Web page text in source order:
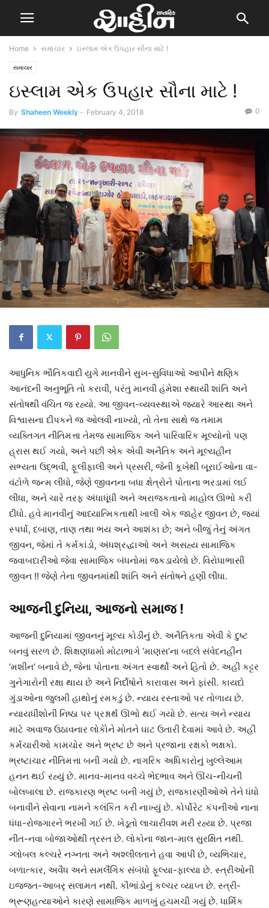
Home સમાચાર ઇસ્લામ એક ઉપહાર સૌના માટે !
સમાચાર
ઇસ્લામ એક ઉપહાર સૌના માટે !
By Shaheen Weekly - February 4, 2018 0
આધુનિક ભૌતિકવાદી યુગે માનવીને સુખ-સુવિધાઓ આપીને ક્ષણિક
આનંદની અનુભૂતિ તો કરાવી, પરંતુ માનવી હંમેશા સ્થાયી શાંતિ અને
સંતોષથી વંચિત જ રહ્યો. આ જીવન-વ્યવસ્થાએ જ્યારે આસ્થા અને
વિશ્વાસના દીપકને જ ઓલવી નાખ્યો, તો તેના સાથે જ તમામ
વ્યક્તિગત નીતિમત્તા તેમજ સામાજિક અને પારિવારિક મૂલ્યોનો પણ
હ્રાસ થઈ ગયો, અને પછી એક એવી અનૈતિક અને મૂલ્યહીન
સભ્યતા ઉદ્ભવી, ફૂલીફાલી અને પ્રસરી, જેની કૂખેથી બૂરાઈઓના વા-
વંટોળે જન્મ લીધો, જેણે જીવનના બધા ક્ષેત્રોને પોતાના ભરડામાં લઈ
લીધા, અને ચારે તરફ અંધાધૂંધી અને અરાજકતાનો માહોલ ઊભો કરી
દીધો. હવે માનવીનું આધ્યાત્મિકતાથી ખાલી એક જાહેર જીવન છે, જ્યાં
સ્પર્ધા, દબાણ, તાણ તથા ભય અને આશંકા છે; અને બીજું તેનું અંગત
જીવન, જેમાં તે કર્મકાંડો, અંધશ્રદ્ધાઓ અને અસહ્ય સામાજિક
જવાબદારીઓ જેવા સામાજિક બંધનોમાં જકડાયેલો છે. વિરોધાભાસી
જીવન !! જેણે તેના જીવનમાંથી શાંતિ અને સંતોષને હણી લીધા.
આજની દુનિયા, આજનો સમાજ !
આજની દુનિયામાં જીવનનું મૂલ્ય કોડીનું છે. અનૈતિકતા એવી કે દુષ્ટ
બનવું સરળ છે. શિક્ષણધામો મોટાભાગે ‘માણસ’ના બદલે સંવેદનહીન
‘મશીન’ બનાવે છે, જેના પોતાના અંગત સ્વાર્થો અને હિતો છે. અહીં કટ્ટર
ગુનેગારોની રક્ષા થાય છે અને નિર્દોષોને કારાવાસ અને ફાંસી. કાયદો
ગુંડાઓના જુલમી હાથોનું રમકડું છે. ન્યાય રસ્તાઓ પર તોળાય છે.
ન્યાયધીશોની નિષ્ઠા પર પ્રશ્નાર્થ ઊભો થઈ ગયો છે. સત્ય અને ન્યાય
માટે અવાજ ઉઠાવનાર લોકોેને મોતને ઘાટ ઉતારી દેવામાં આવે છે. અહીં
કર્મચારીઓ કામચોર અને ભ્રષ્ટ છે અને પ્રજાના રક્ષકો ભક્ષકો.
ભ્રષ્ટાચાર નીતિમત્તા બની ગયો છે. નાગરિક અધિકારોનું ખુલ્લેઆમ
હનન થઈ રહ્યું છે. માનવ-માનવ વચ્ચે ભેદભાવ અને ઊંચ-નીચની
બોલબાલા છે. રાજકારણ ભ્રષ્ટ બની ગયું છે, રાજકારણીઓએ તેને ધંધો
બનાવીને સેવાના નામને કલંકિત કરી નાખ્યું છે. કોર્પોરેટ કંપનીઓ નાના
ધંધા-રોજગારને ભરખી ગઈ છે. ખેડૂતો લાચારીવશ મરી રહ્યા છે. પ્રજા
નીત-નવા બોજાઓથી ત્રસ્ત છે. લોકોના જાન-માલ સુરક્ષિત નથી.
ગ્લોબલ કલ્ચરે નગ્નતા અને અશ્લીલતાને હવા આપી છે, વ્યભિચાર,
બળાત્કાર, અવૈધ અને સમલૈંગિક સંબંધો ફૂલ્યા-ફાલ્યા છે. સ્ત્રીઓની
ઇજ્જત-આબરૃ સલામત નથી. કૌભાંડોનું કલ્ચર વ્યાપ્ત છે. સ્ત્રી-
ભ્રૂણહત્યાઓને કારણે સામાજિક માળખું હચમચી ગયું છે. ધાર્મિક